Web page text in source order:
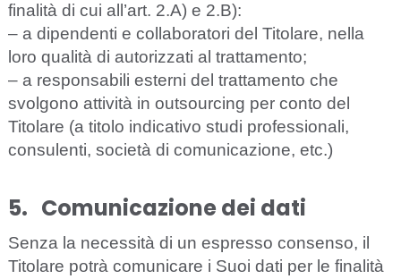
fina ità di cui al ’art. 2.A) e 2.B):
– a dipendenti e collaboratori del Titolare, nella
loro qualità di autorizzati al trattamento;
– a responsabili esterni del trattamento che
svol gono attività in outsourcing per conto de
Tito are (a tito o indicativo studi professiona i,
consul enti, società di comunicazione, etc.)
5. Comunicazione dei dati
Senza la necessità di un espresso consenso, il
Tito are potrà comunicare i Suoi dati per le fina ità